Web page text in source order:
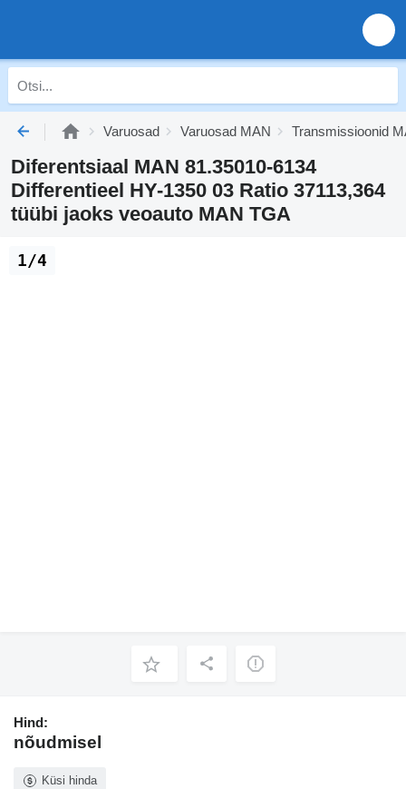
Varuosad Varuosad MAN Transmissioonid
Diferentsiaal MAN 81.35010-6134
Differentieel HY-1350 03 Ratio 37113,364
tüübi jaoks veoauto MAN TGA
1/4
Hind:
nõudmisel
Küsi hinda